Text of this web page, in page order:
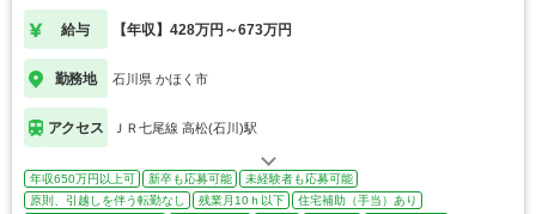
給与 【年収】428万円～673万円
勤務地 石川県 かほく市
アクセス ＪＲ七尾線 高松(石川)駅
年収650万円以上可 新卒も応募可能
未経験者も応募可能
原則、引越しを伴う転勤なし
残業月10ｈ以下
住宅補助（手当）あり